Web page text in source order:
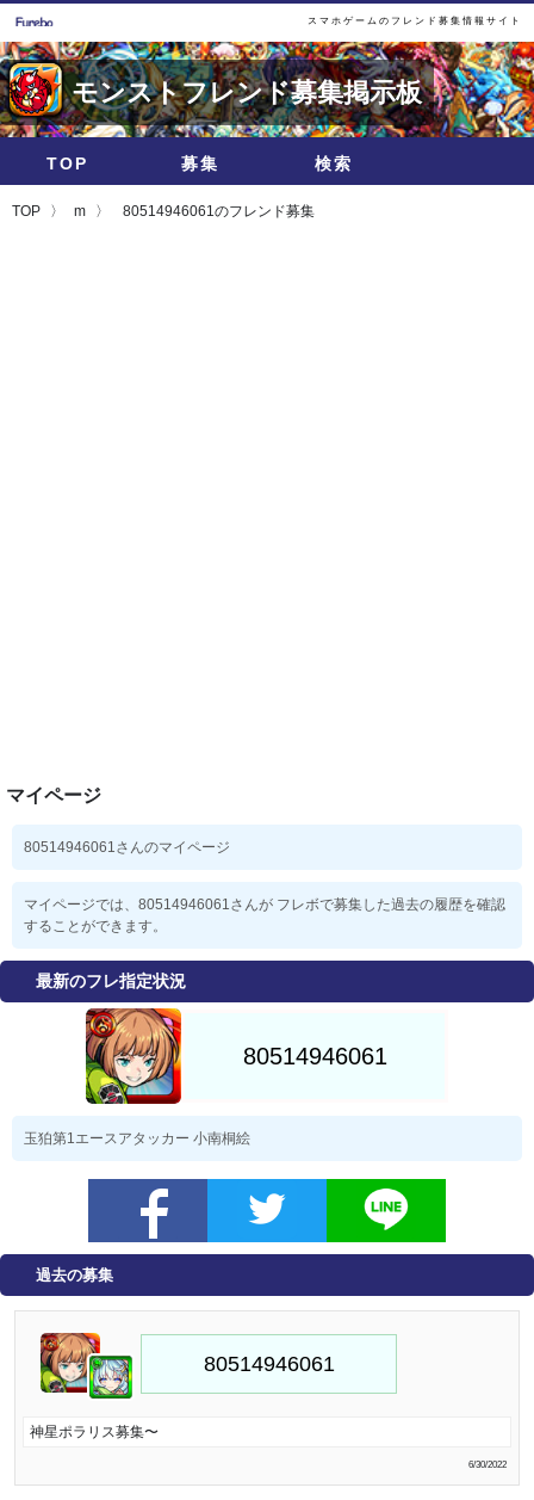
スマホゲームのフレンド募集情報サイト
モンストフレンド募集掲示板
TOP 募集 検索
TOP m 80514946061のフレンド募集
マイページ
80514946061さんのマイページ
マイページでは、80514946061さんが フレボで募集した過去の履歴を確認
することができます。
最新のフレ指定状況
玉狛第1エースアタッカー 小南桐絵
過去の募集
神星ポラリス募集〜
6/30/2022